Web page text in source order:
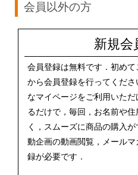
会員以外の方
新規会
会員登録は無料です．初め
から会員登録を行ってくだ
なマイページをご利用いた
るだけで，毎回，お名前や
く，スムーズに商品の購入
動企画の動画閲覧，メール
録が必要です．